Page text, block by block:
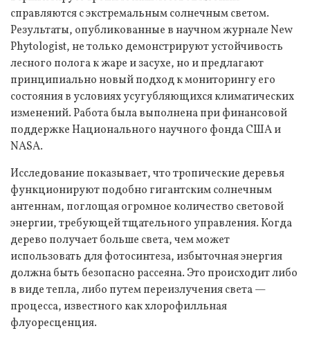
справляются с экстремальным солнечным светом.
Результаты, опубликованные в научном журнале New
Phytologist, не только демонстрируют устойчивость
лесного полога к жаре и засухе, но и предлагают
принципиально новый подход к мониторингу его
состояния в условиях усугубляющихся климатических
изменений. Работа была выполнена при финансовой
поддержке Национального научного фонда США и
NASA.
Исследование показывает, что тропические деревья
функционируют подобно гигантским солнечным
антеннам, поглощая огромное количество световой
энергии, требующей тщательного управления. Когда
дерево получает больше света, чем может
использовать для фотосинтеза, избыточная энергия
должна быть безопасно рассеяна. Это происходит либо
в виде тепла, либо путем переизлучения света —
процесса, известного как хлорофилльная
флуоресценция.